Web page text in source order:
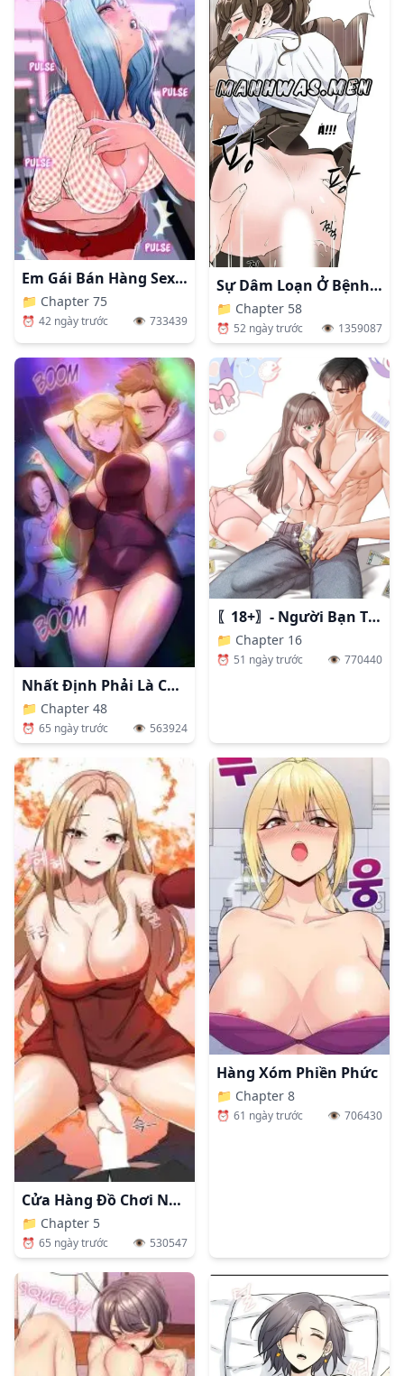
Em Gái Bán Hàng Sextoy
📁 Chapter 75
⏰ 42 ngày trước 👁️ 733439
Sự Dâm Loạn Ở Bệnh Viện
📁 Chapter 58
⏰ 52 ngày trước 👁️ 1359087
Nhất Định Phải Là Chị Ấy
📁 Chapter 48
⏰ 65 ngày trước 👁️ 563924
〖18+〗- Người Bạn Thanh Mai Trúc Mã Tính Theo Giá Thị Trường
📁 Chapter 16
⏰ 51 ngày trước 👁️ 770440
Cửa Hàng Đồ Chơi Người Lớn Ở Thế Giới Lạ
📁 Chapter 5
⏰ 65 ngày trước 👁️ 530547
Hàng Xóm Phiền Phức
📁 Chapter 8
⏰ 61 ngày trước 👁️ 706430